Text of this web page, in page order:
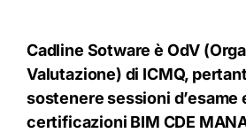
Cadline Sotware è OdV
Valutazione) di ICMQ,
sostenere sessioni d’esame
certificazioni BIM CDE